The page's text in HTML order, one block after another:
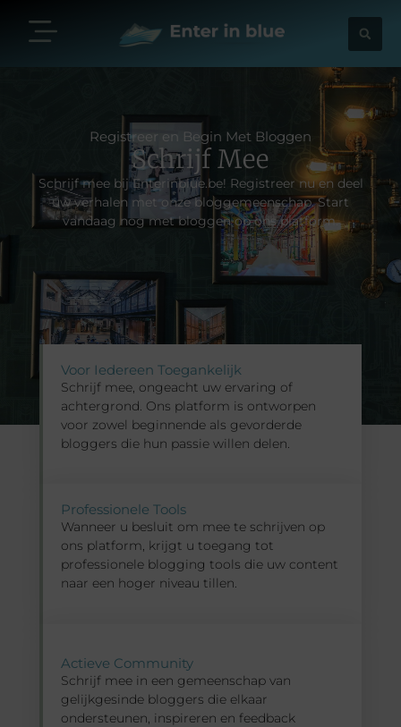
Registreer en Begin Met Bloggen
Schrijf Mee
Schrijf mee bij Enterinblue.be! Registreer nu en deel
uw verhalen met onze bloggemeenschap. Start
vandaag nog met bloggen op ons platform.
Voor Iedereen Toegankelijk
Schrijf mee, ongeacht uw ervaring of
achtergrond. Ons platform is ontworpen
voor zowel beginnende als gevorderde
bloggers die hun passie willen delen.
Professionele Tools
Wanneer u besluit om mee te schrijven op
ons platform, krijgt u toegang tot
professionele blogging tools die uw content
naar een hoger niveau tillen.
Actieve Community
Schrijf mee in een gemeenschap van
gelijkgesinde bloggers die elkaar
ondersteunen, inspireren en feedback